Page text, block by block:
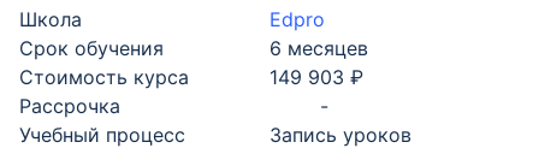
Школа
Edpro
Срок обучения
6 месяцев
Стоимость курса
149 903 ₽
Рассрочка
-
Учебный процесс
Запись уроков